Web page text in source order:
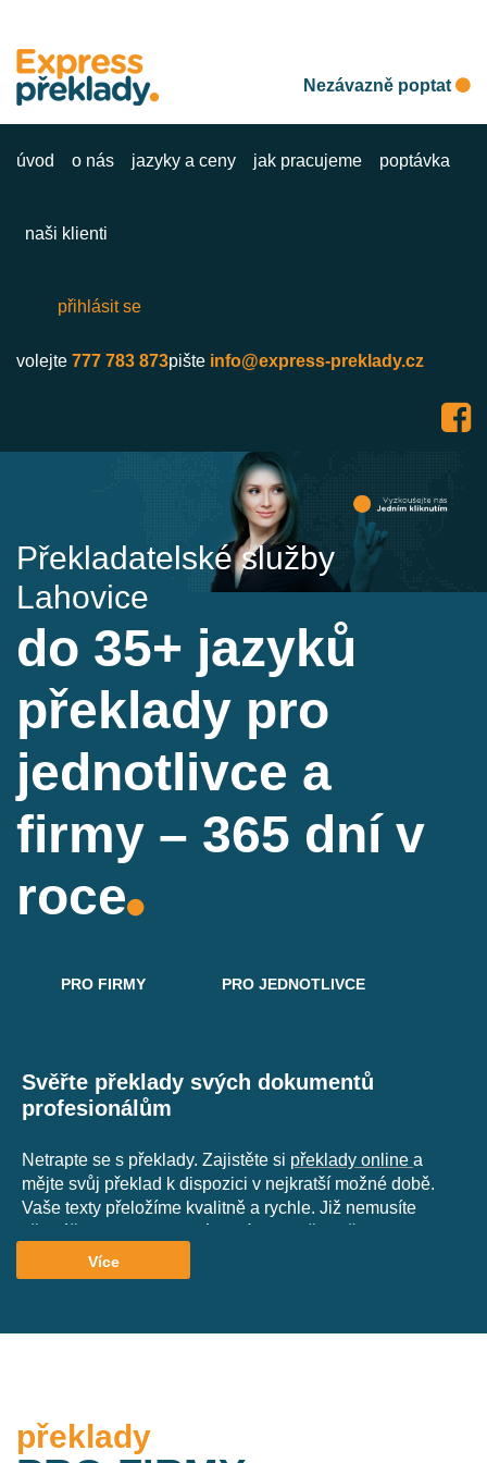
Nezávazně poptat
úvod o nás jazyky a ceny jak pracujeme poptávka
naši klienti
přihlásit se
volejte 777 783 873pište info@express-preklady.cz
Překladatelské služby
Lahovice
do 35+ jazyků
překlady pro
jednotlivce a
firmy – 365 dní v
roce
PRO FIRMY PRO JEDNOTLIVCE
Svěřte překlady svých dokumentů
profesionálům
Netrapte se s překlady. Zajistěte si překlady online a
mějte svůj překlad k dispozici v nejkratší možné době.
Vaše texty přeložíme kvalitně a rychle. Již nemusíte
časováním. Mějte vždy pohotově zajištěn překlad
svého textu, ať již potřebujete přeložit pouze několik vět
Více
překlady